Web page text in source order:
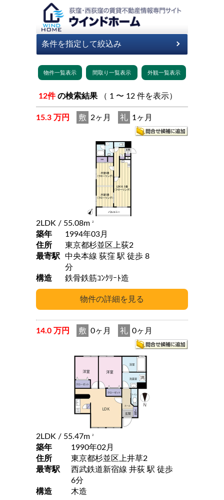
12件 の検索結果 （ 1 〜 12 件を表示）
15.3 万円 敷 2ヶ月 礼 1ヶ月
2LDK / 55.08m 2
築年
1994年03月
住所
東京都杉並区上荻2
最寄駅
中央本線 荻窪 駅 徒歩 8
分
構造
鉄骨鉄筋ｺﾝｸﾘｰﾄ造
14.0 万円 敷 0ヶ月 礼 0ヶ月
2LDK / 55.47m 2
築年
1990年02月
住所
東京都杉並区上井草2
最寄駅
西武鉄道新宿線 井荻 駅 徒歩
6分
構造
木造